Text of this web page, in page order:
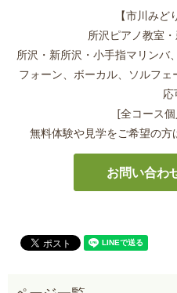
【市川みど
所沢ピアノ教室
所沢・新所沢・小手指マリンバ
フォーン、 ボーカル、ソルフ
応
[全コース
無料体験や見学をご希望の
お問い合わ